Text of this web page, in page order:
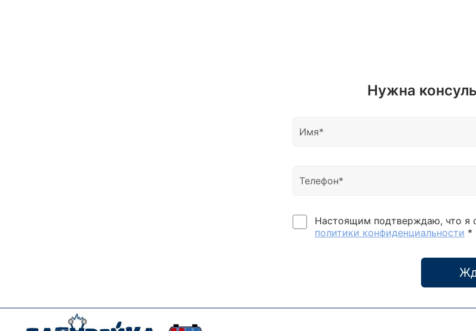
Нужна
Настоящим подтверждаю, что я
политики конфиденциальности *